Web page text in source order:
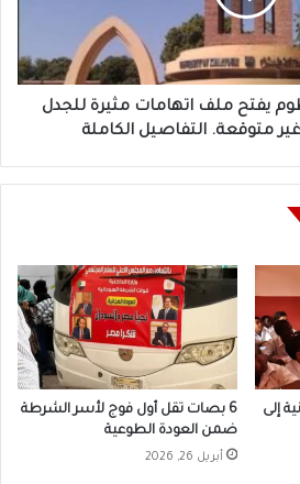
يفتح ملف اتهامات مثيرة للجدل
متوقعة. التفاصيل الكاملة
إلى
6 بصات تقل أول فوج لأسر الشرطة
ضمن العودة الطوعية
أبريل 26, 2026